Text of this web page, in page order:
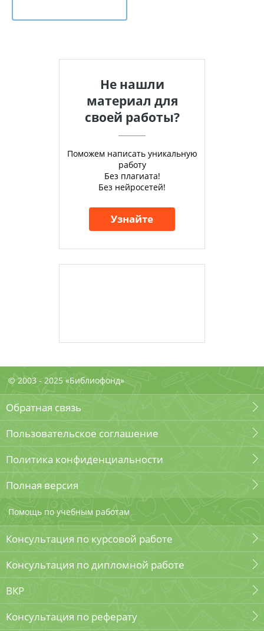
Не нашли
материал для
своей работы?
Поможем написать уникальную
работу
Без плагиата!
Без нейросетей!
Узнайте
© 2003 - 2025 «Библиофонд»
Обратная связь
Пользовательское соглашение
Политика конфиденциальности
Полная версия
Помощь по учебным работам
Консультация по курсовой работе
Консультация по дипломной работе
ВКР
Консультация по реферату